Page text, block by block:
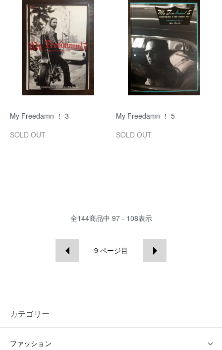
My Freedamn ！ 3
SOLD OUT
My Freedamn ！ 5
SOLD OUT
全144商品中 97 - 108表示
9 ページ目
カテゴリー
ファッション